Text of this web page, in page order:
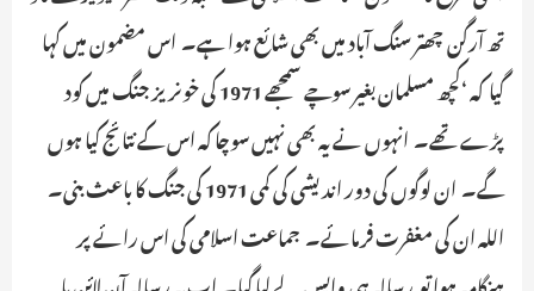
تھ آرگن چھتر سنگ آباد میں بھی شائع ہوا ہے۔ اس مضمون میں کہا
گیا کہ ‘کچھ مسلمان بغیر سوچے سمجھے 1971 کی خونریز جنگ میں کود
پڑے تھے۔ انہوں نے یہ بھی نہیں سوچا کہ اس کے نتائج کیا ہوں
گے۔ ان لوگوں کی دور اندیشی کی کمی 1971 کی جنگ کا باعث بنی۔
اللہ ان کی مغفرت فرمائے۔ جماعت اسلامی کی اس رائے پر